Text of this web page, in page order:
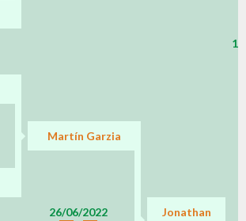
Martín Garzia
26/06/2022
Jonathan